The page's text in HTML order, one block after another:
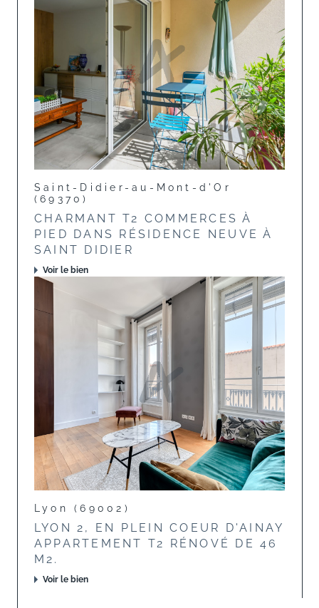
Saint-Didier-au-Mont-d'Or
(69370)
CHARMANT T2 COMMERCES À
PIED DANS RÉSIDENCE NEUVE À
SAINT DIDIER
Voir le bien
Lyon (69002)
LYON 2, EN PLEIN COEUR D'AINAY
APPARTEMENT T2 RÉNOVÉ DE 46
M2.
Voir le bien